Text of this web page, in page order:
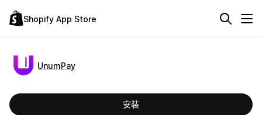
Shopify App Store
UnumPay
安裝